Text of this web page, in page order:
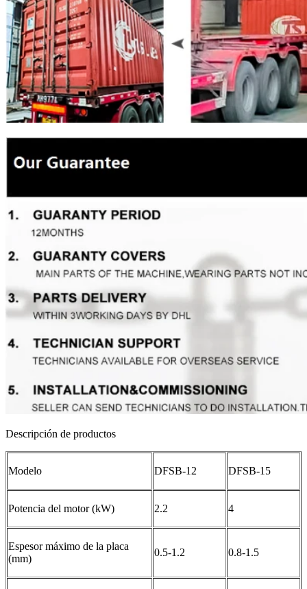
Descripción de productos
Modelo DFSB-12 DFSB-15
Potencia del motor (kW) 2.2 4
Espesor máximo de la placa
(mm)
0.5-1.2 0.8-1.5